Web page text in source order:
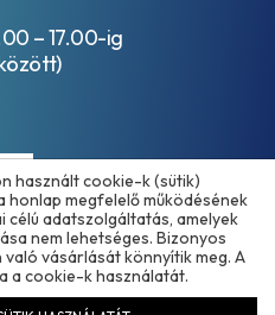
– 17.00-ig
www.olajmarket.hu
használt cookie-k (sütik)
honlap megfelelő működésének
adatszolgáltatás, amelyek
nem lehetséges. Bizonyos
vásárlását könnyítik meg. A
a cookie-k használatát.